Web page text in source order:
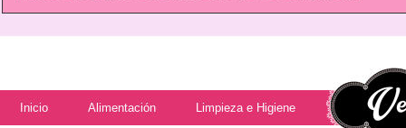
Inicio Alimentación Limpieza e Higiene